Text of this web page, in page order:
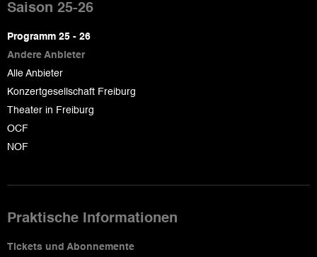
de
page
Saison 25-26
Programm 25 - 26
Andere Anbieter
Alle Anbieter
Konzertgesellschaft Freiburg
Theater in Freiburg
OCF
NOF
Praktische Informationen
Tickets und Abonnemente